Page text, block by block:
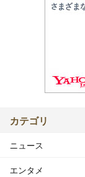
カテゴリ
ニュース
エンタメ